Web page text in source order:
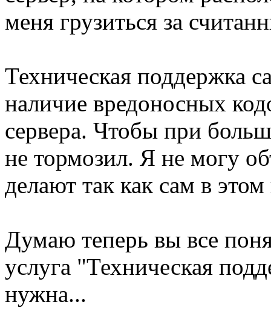
меня грузиться за
Техническая поддержка
наличие вредоносных
сервера. Чтобы при
не тормозил. Я не могу
делают так как сам в
Думаю теперь вы все
услуга "Техническая
нужна...